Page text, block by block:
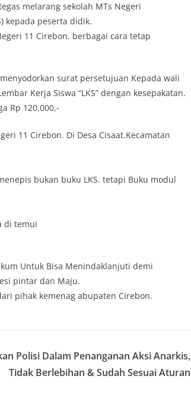
melarang sekolah MTs Negeri
kepada peserta didik.
11 Cirebon. berbagai cara tetap
surat persetujuan Kepada wali
Kerja Siswa “LKS” dengan kesepakatan.
Rp 120,000,-
11 Cirebon. Di Desa Cisaat.Kecamatan
bukan buku LKS. tetapi Buku modul
di temui
Untuk Bisa Menindaklanjuti demi
pintar dan Maju.
pihak kemenag abupaten Cirebon.
Polisi Dalam Penanganan Aksi Anarkis,
Tidak Berlebihan & Sudah Sesuai Aturan